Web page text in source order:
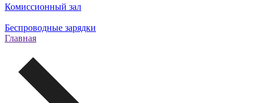
Комиссионный зал
Беспроводные зарядки
Главная